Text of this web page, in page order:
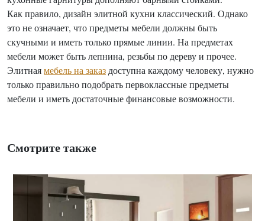
Как правило, дизайн элитной кухни классический. Однако
это не означает, что предметы мебели должны быть
скучными и иметь только прямые линии. На предметах
мебели может быть лепнина, резьбы по дереву и прочее.
Элитнаямебель на заказ доступна каждому человеку, нужно
только правильно подобрать первоклассные предметы
мебели и иметь достаточные финансовые возможности.
Смотрите также